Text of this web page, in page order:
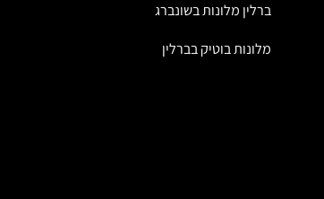
ברלין מלונות בשונברג
מלונות בוטיק בברלין